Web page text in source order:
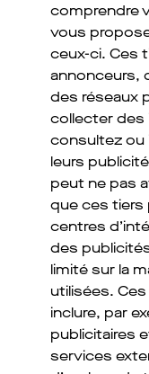
comprendre
vous
ceux-ci. Ces
annonceurs,
des réseaux
collecter des
consultez ou
leurs
peut ne pas
que ces tiers
centres
des
limité sur la
utilisées.
inclure, par
publicitaires
services